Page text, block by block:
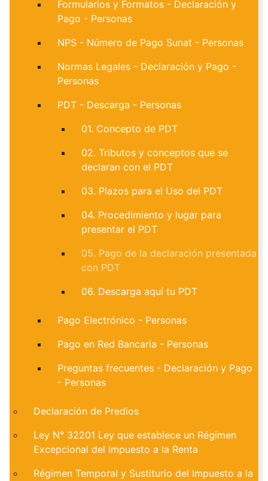
Formularios y Formatos - Declaración y
Pago - Personas
NPS - Número de Pago Sunat - Personas
Normas Legales - Declaración y Pago -
Personas
PDT - Descarga - Personas
01. Concepto de PDT
02. Tributos y conceptos que se
declaran con el PDT
03. Plazos para el Uso del PDT
04. Procedimiento y lugar para
presentar el PDT
05. Pago de la declaración presentada
con PDT
06. Descarga aquí tu PDT
Pago Electrónico - Personas
Pago en Red Bancaria - Personas
Preguntas frecuentes - Declaración y Pago
- Personas
Declaración de Predios
Ley N° 32201 Ley que establece un Régimen
Excepcional del Impuesto a la Renta
Régimen Temporal y Sustiturio del Impuesto a la